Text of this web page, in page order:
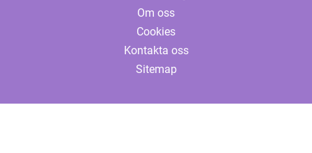
Om oss
Cookies
Kontakta oss
Sitemap